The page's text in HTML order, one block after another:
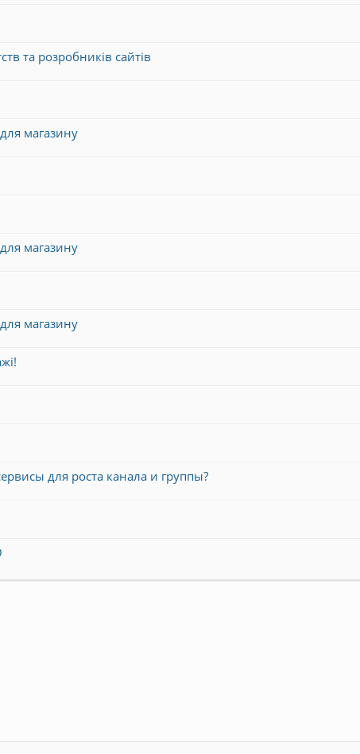
та розробників сайтів
магазину
магазину
магазину
для роста канала и группы?